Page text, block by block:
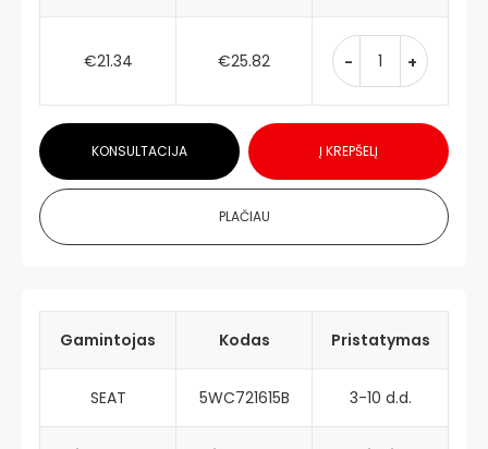
€21.34 €25.82 - +
KONSULTACIJA Į KREPŠELĮ
PLAČIAU
Gamintojas Kodas Pristatymas
SEAT 5WC721615B 3-10 d.d.